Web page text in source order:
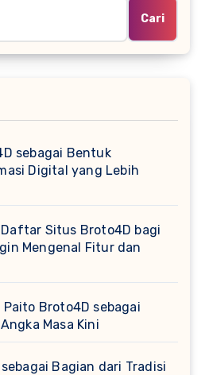
Cari
sebagai Bentuk
Digital yang Lebih
Situs Broto4D bagi
Mengenal Fitur dan
Broto4D sebagai
Masa Kini
Bagian dari Tradisi